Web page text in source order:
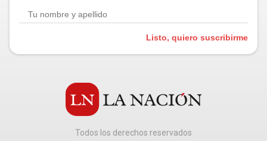
Listo, quiero suscribirme
Todos los derechos reservados